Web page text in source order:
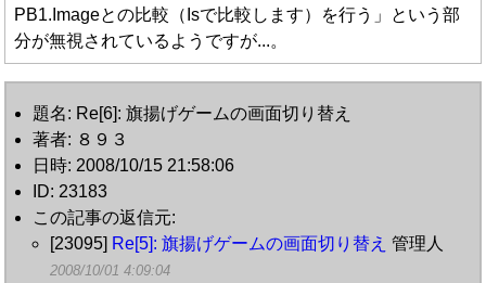
PB1.Imageとの比較（Isで比較します）を行う」という部
分が無視されているようですが...。
題名: Re[6]: 旗揚げゲームの画面切り替え
著者: ８９３
日時: 2008/10/15 21:58:06
ID: 23183
この記事の返信元:
[23095] Re[5]: 旗揚げゲームの画面切り替え 管理人
2008/10/01 4:09:04